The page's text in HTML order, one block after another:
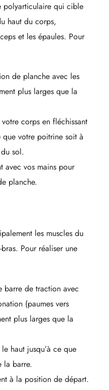
polyarticulaire qui cible
haut du corps,
et les épaules. Pour
de planche avec les
plus larges que la
corps en fléchissant
que votre poitrine soit à
sol.
avec vos mains pour
planche.
les muscles du
Pour réaliser une
barre de traction avec
(paumes vers
plus larges que la
haut jusqu’à ce que
la barre.
à la position de départ.